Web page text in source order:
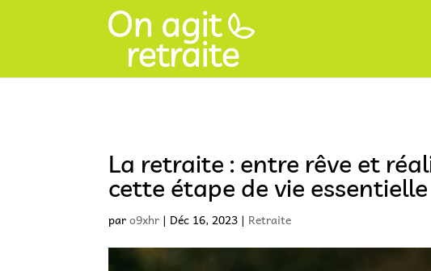
La retraite : entre rêve et
cette étape de vie essentielle
paro9xhr | Déc 16, 2023 | Retraite